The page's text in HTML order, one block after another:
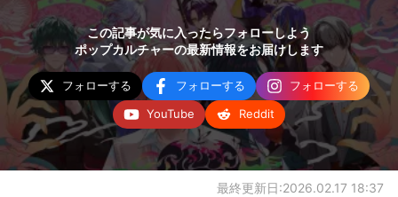
この記事が気に入ったらフォローしよう
ポップカルチャーの最新情報をお届けします
フォローする フォローする
フォローする
YouTube
Reddit
最終更新日:2026.02.17 18:37